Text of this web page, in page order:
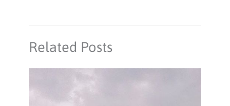
Related Posts